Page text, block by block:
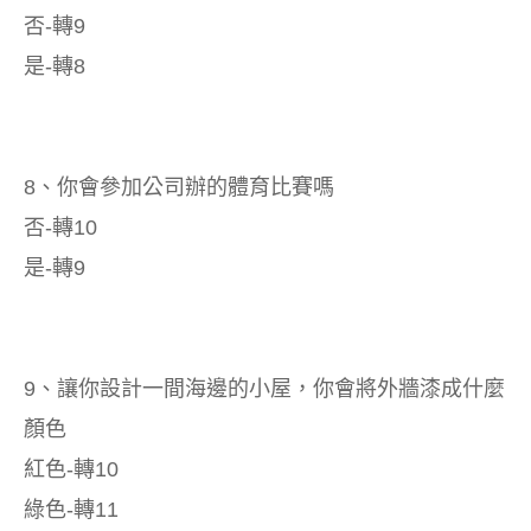
否-轉9
是-轉8
8、你會參加公司辦的體育比賽嗎
否-轉10
是-轉9
9、讓你設計一間海邊的小屋，你會將外牆漆成什麼
顏色
紅色-轉10
綠色-轉11